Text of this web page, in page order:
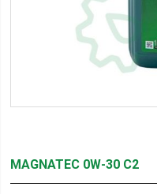
MAGNATEC 0W-30 C2